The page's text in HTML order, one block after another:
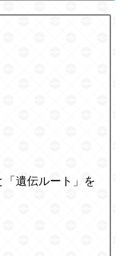
遺伝ルート」を